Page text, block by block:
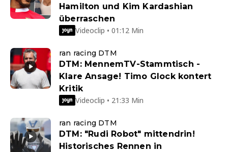
Hamilton und Kim Kardashian
überraschen
Videoclip • 01:12 Min
ran racing DTM
DTM: MennemTV-Stammtisch -
Klare Ansage! Timo Glock kontert
Kritik
Videoclip • 21:33 Min
ran racing DTM
DTM: "Rudi Robot" mittendrin!
Historisches Rennen in